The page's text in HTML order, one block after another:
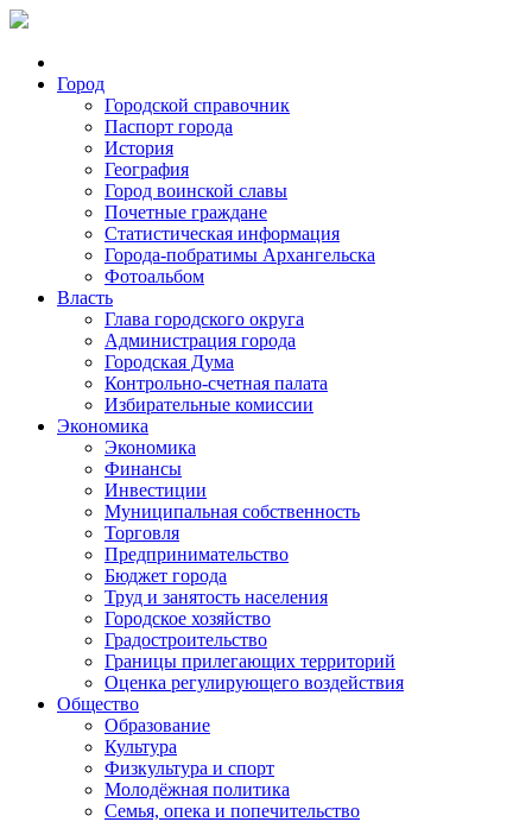
Город
Городской справочник
Паспорт города
История
География
Город воинской славы
Почетные граждане
Статистическая информация
Города-побратимы Архангельска
Фотоальбом
Власть
Глава городского округа
Администрация города
Городская Дума
Контрольно-счетная палата
Избирательные комиссии
Экономика
Экономика
Финансы
Инвестиции
Муниципальная собственность
Торговля
Предпринимательство
Бюджет города
Труд и занятость населения
Городское хозяйство
Градостроительство
Границы прилегающих территорий
Оценка регулирующего воздействия
Общество
Образование
Культура
Физкультура и спорт
Молодёжная политика
Семья, опека и попечительство